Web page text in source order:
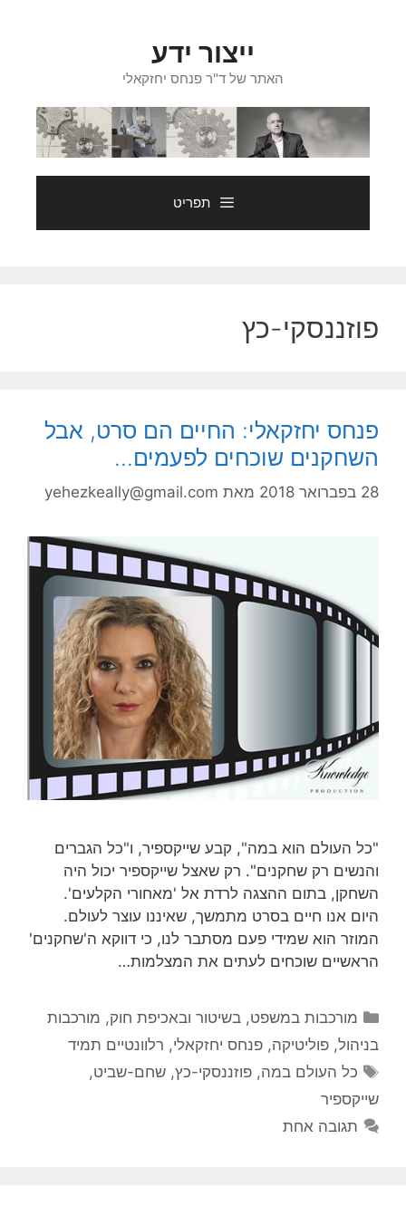
ייצור ידע
האתר של ד"ר פנחס יחזקאלי
תפריט
פוזננסקי-כץ
פנחס יחזקאלי: החיים הם סרט, אבל
השחקנים שוכחים לפעמים…
28 בפברואר 2018 מאת yehezkeally@gmail.com
"כל העולם הוא במה", קבע שייקספיר, ו"כל הגברים
והנשים רק שחקנים". רק שאצל שייקספיר יכול היה
השחקן, בתום ההצגה לרדת אל 'מאחורי הקלעים'.
היום אנו חיים בסרט מתמשך, שאיננו עוצר לעולם.
המוזר הוא שמידי פעם מסתבר לנו, כי דווקא ה'שחקנים'
הראשיים שוכחים לעתים את המצלמות…
קטגוריות
מורכבות במשפט, בשיטור ובאכיפת חוק, מורכבות
בניהול, פוליטיקה, פנחס יחזקאלי, רלוונטיים תמיד
תגיות
כל העולם במה,פוזננסקי-כץ,שחם-שביט,
שייקספיר
תגובה אחת